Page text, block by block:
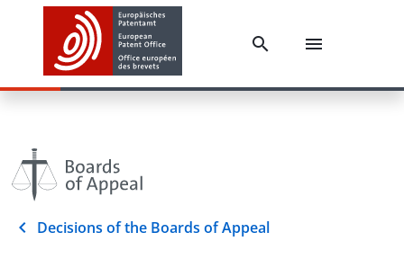
Decisions of the Boards of Appeal